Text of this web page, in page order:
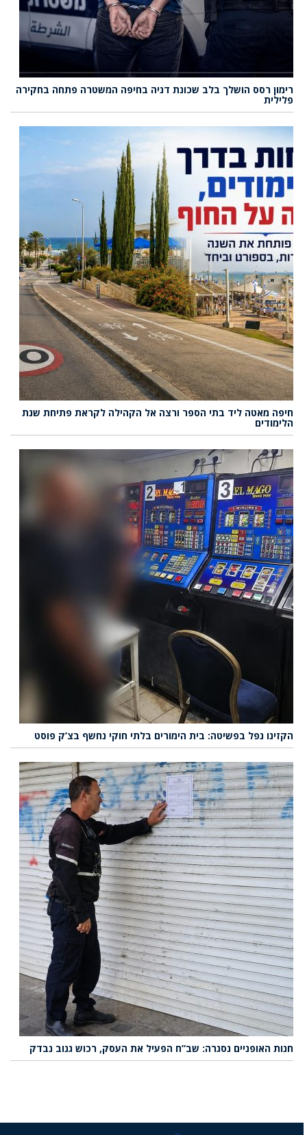
רימון רסס הושלך בלב שכונת דניה בחיפה המשטרה פתחה בחקירה
פלילית
חיפה מאטה ליד בתי הספר ורצה אל הקהילה לקראת פתיחת שנת
הלימודים
הקזינו נפל בפשיטה: בית הימורים בלתי חוקי נחשף בצ’ק פוסט
חנות האופניים נסגרה: שב”ח הפעיל את העסק, רכוש גנוב נבדק